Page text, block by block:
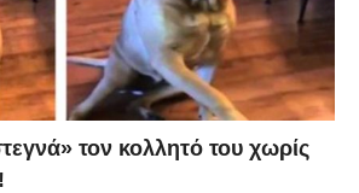
τον κολλητό του χωρίς